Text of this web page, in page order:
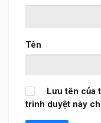
Tên
Lưu tên của
trình duyệt này